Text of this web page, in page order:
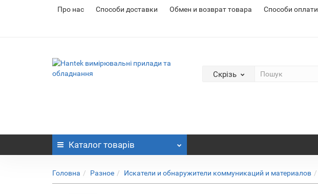
Про нас Cпособи доставки Обмен и возврат товара Способи оплати
Скрізь
Каталог товарів
Головна Разное Искатели и обнаружители коммуникаций и материалов